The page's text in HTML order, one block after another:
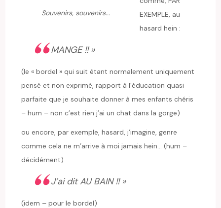
Souvenirs, souvenirs...
EXEMPLE, au
hasard hein :
MANGE !! »
(le « bordel » qui suit étant normalement uniquement
pensé et non exprimé, rapport à l’éducation quasi
parfaite que je souhaite donner à mes enfants chéris
– hum – non c’est rien j’ai un chat dans la gorge)
ou encore, par exemple, hasard, j’imagine, genre
comme cela ne m’arrive à moi jamais hein… (hum –
décidément)
J’ai dit AU BAIN !! »
(idem – pour le bordel)